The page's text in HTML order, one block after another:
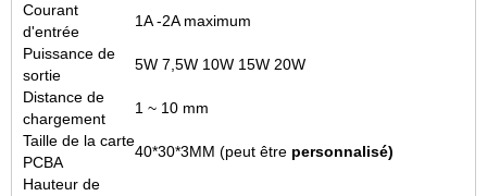
Courant
d'entrée
1A -2A maximum
Puissance de
sortie
5W 7,5W 10W 15W 20W
Distance de
chargement
1 ~ 10 mm
Taille de la carte
PCBA
40*30*3MM (peut être personnalisé)
Hauteur de